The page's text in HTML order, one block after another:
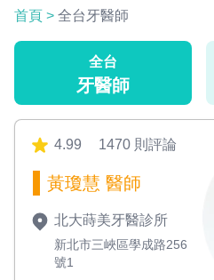
首頁 > 全台牙醫師
全台
牙醫師
4.99 1470 則評論
黃瓊慧 醫師
北大蒔美牙醫診所
新北市三峽區學成路256
號1